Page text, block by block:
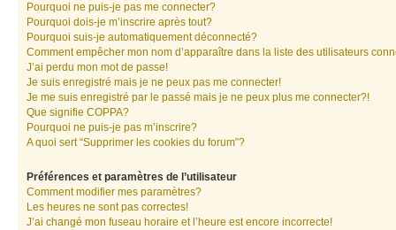
Pourquoi ne puis-je pas me connecter?
Pourquoi dois-je m’inscrire après tout?
Pourquoi suis-je automatiquement déconnecté?
Comment empêcher mon nom d’apparaître dans la liste des utilisateurs
J’ai perdu mon mot de passe!
Je suis enregistré mais je ne peux pas me connecter!
Je me suis enregistré par le passé mais je ne peux plus me connecter?!
Que signifie COPPA?
Pourquoi ne puis-je pas m’inscrire?
A quoi sert “Supprimer les cookies du forum”?
Préférences et paramètres de l’utilisateur
Comment modifier mes paramètres?
Les heures ne sont pas correctes!
J’ai changé mon fuseau horaire et l’heure est encore incorrecte!